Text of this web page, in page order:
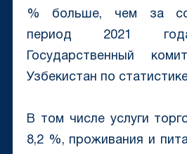
% больше, чем за
период 2021
Государственный
Узбекистан по
В том числе услуги
8,2 %, проживания и